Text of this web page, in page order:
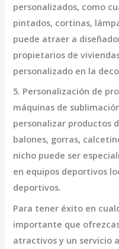
personalizados, como
pintados, cortinas,
puede atraer a
propietarios de
personalizado en la
5. Personalización de
máquinas de
personalizar productos
balones, gorras,
nicho puede ser
en equipos deportivos
deportivos.
Para tener éxito en
importante que
atractivos y un servicio